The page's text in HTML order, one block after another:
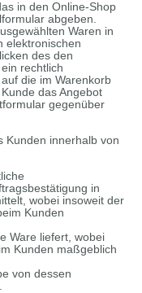
in den Online-Shop
abgeben.
Waren in
elektronischen
des den
rechtlich
die im Warenkorb
das Angebot
gegenüber
Kunden innerhalb von
in
wobei insoweit der
Kunden
Ware liefert, wobei
Kunden maßgeblich
von dessen